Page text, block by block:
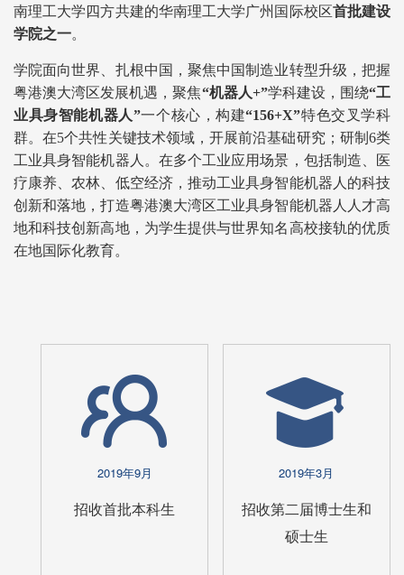
南理工大学四方共建的华南理工大学广州国际校区首批建设
学院之一。
学院面向世界、扎根中国，聚焦中国制造业转型升级，把握
粤港澳大湾区发展机遇，聚焦“机器人+”学科建设，围绕“工
业具身智能机器人”一个核心，构建“156+X”特色交叉学科
群。在5个共性关键技术领域，开展前沿基础研究；研制6类
工业具身智能机器人。 在多个工业应用场景，包括制造、医
疗康养、农林、低空经济，推动工业具身智能机器人的科技
创新和落地，打造粤港澳大湾区工业具身智能机器人人才高
地和科技创新高地，为学生提供与世界知名高校接轨的优质
在地国际化教育。
2019年9月
招收首批本科生
2019年3月
招收第二届博士生和
硕士生